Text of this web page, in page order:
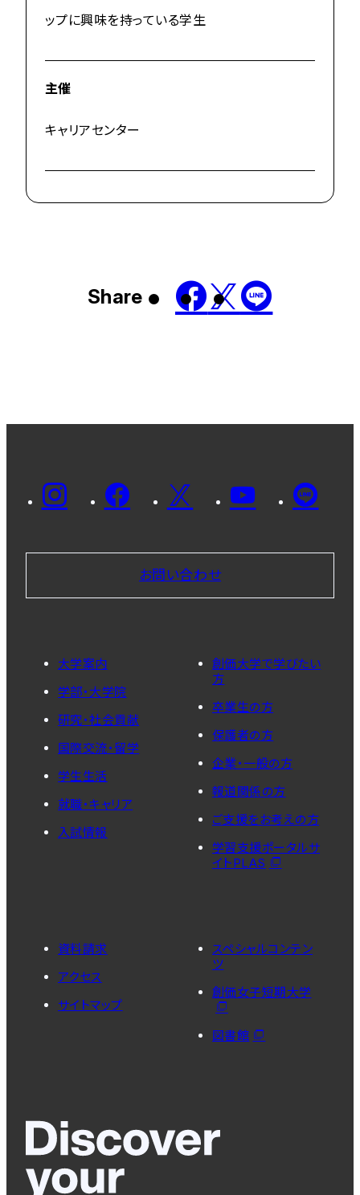
ップに興味を持っている学生
主催
キャリアセンター
Share
お問い合わせ
大学案内
学部・大学院
研究・社会貢献
国際交流・留学
学生生活
就職・キャリア
入試情報
創価大学で学びたい
方
卒業生の方
保護者の方
企業・一般の方
報道関係の方
ご支援をお考えの方
学習支援ポータルサ
イトPLAS
資料請求
アクセス
サイトマップ
スペシャルコンテン
ツ
創価女子短期大学
図書館